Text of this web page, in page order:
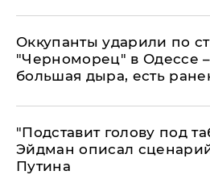
Оккупанты ударили по
"Черноморец" в Одессе
большая дыра, есть
​"Подставит голову под
Эйдман описал
Путина